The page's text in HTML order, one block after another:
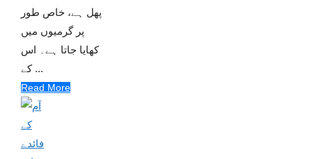
پھل ہے، خاص طور
پر گرمیوں میں
کھایا جاتا ہے۔ اس
کے ...
Read More